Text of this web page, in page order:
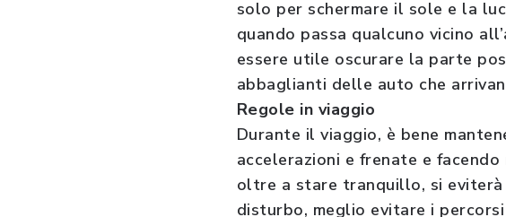
solo per schermare il sole e la
quando passa qualcuno vicino
essere utile oscurare la parte
abbaglianti delle auto che
Regole in viaggio
Durante il viaggio, è bene
accelerazioni e frenate e
oltre a stare tranquillo, si eviterà
disturbo, meglio evitare i